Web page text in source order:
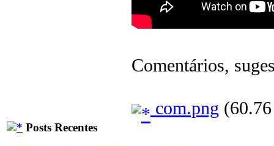
Posts Recentes
Comentários,
com.png